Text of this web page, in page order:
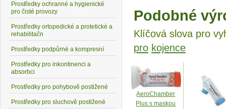
Podobné
Klíčová slova pro
pro kojence
AeroChamber
Plus s maskou
Prostředky ochranné a hygienické
pro čisté provozy
Prostředky ortopedické a protetické a
rehabilitačn
Prostředky podpůrné a kompresní
Prostředky pro inkontinenci a
absorbci
Prostředky pro pohybově postižené
Prostředky pro sluchově postižené